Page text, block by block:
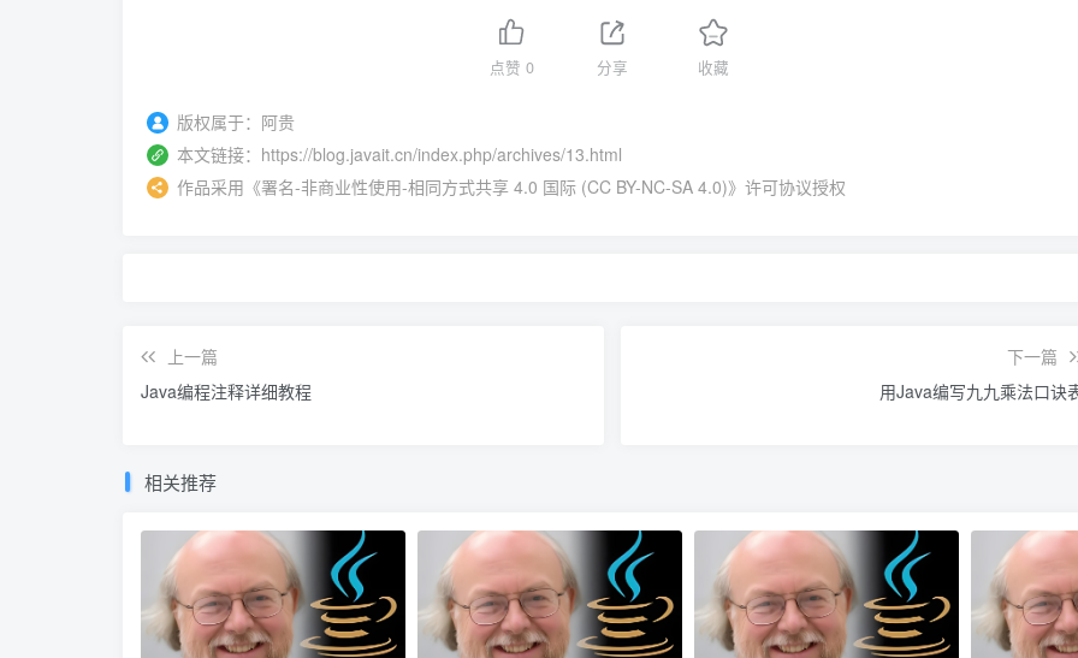
点赞 0 分享 收藏
版权属于： 阿贵
本文链接： https://blog.javait.cn/index.php/archives/13.html
作品采用 《署名-非商业性使用-相同方式共享 4.0 国际 (CC BY-NC-SA 4.0)》许可协议授权
上一篇
Java编程注释详细教程
下一篇
用Java编写九九乘法口诀
相关推荐